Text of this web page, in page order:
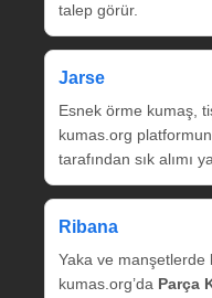
talep görür.
Jarse
Esnek örme kumaş,
kumas.org
tarafından sık alımı
Ribana
Yaka ve manşetlerde
kumas.org’da Parça